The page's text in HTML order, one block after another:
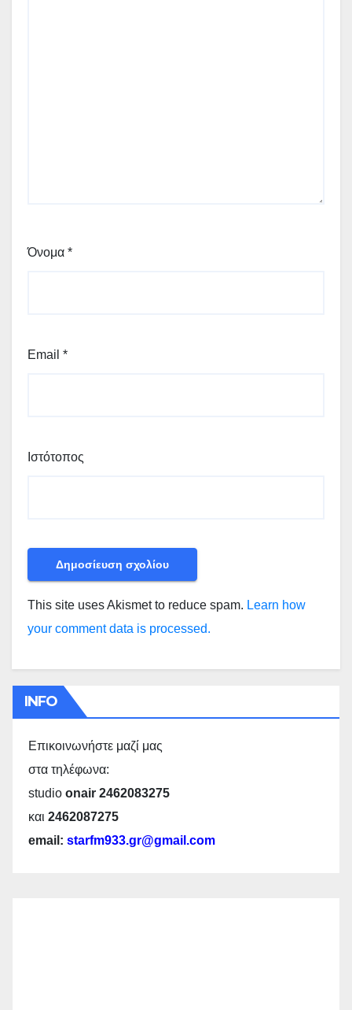
Όνομα *
Email *
Ιστότοπος
This site uses Akismet to reduce spam. Learn how
your comment data is processed.
INFO
Επικοινωνήστε μαζί μας
στα τηλέφωνα:
studio onair 2462083275
και 2462087275
email: starfm933.gr@gmail.com